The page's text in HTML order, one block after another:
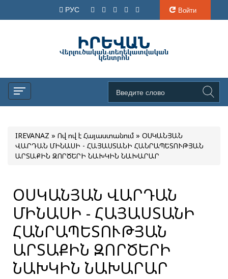
РУС Войти
IREVANAZ » Ով ով է Հայաստանում » ՕՍԿԱՆՅԱՆ
ՎԱՐԴԱՆ ՄԻՆԱՍԻ - ՀԱՅԱՍՏԱՆԻ ՀԱՆՐԱՊԵՏՈՒԹՅԱՆ
ԱՐՏԱՔԻՆ ԶՈՐԾԵՐԻ ՆԱԽԿԻՆ ՆԱԽԱՐԱՐ
ՕՍԿԱՆՅԱՆ ՎԱՐԴԱՆ
ՄԻՆԱՍԻ - ՀԱՅԱՍՏԱՆԻ
ՀԱՆՐԱՊԵՏՈՒԹՅԱՆ
ԱՐՏԱՔԻՆ ԶՈՐԾԵՐԻ
ՆԱԽԿԻՆ ՆԱԽԱՐԱՐ